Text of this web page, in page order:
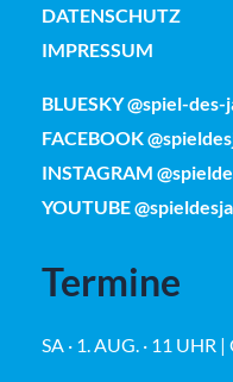
DATENSCHUTZ
IMPRESSUM
BLUESKY @spiel-
FACEBOOK
INSTAGRAM
YOUTUBE
Termine
SA · 1. AUG. · 11